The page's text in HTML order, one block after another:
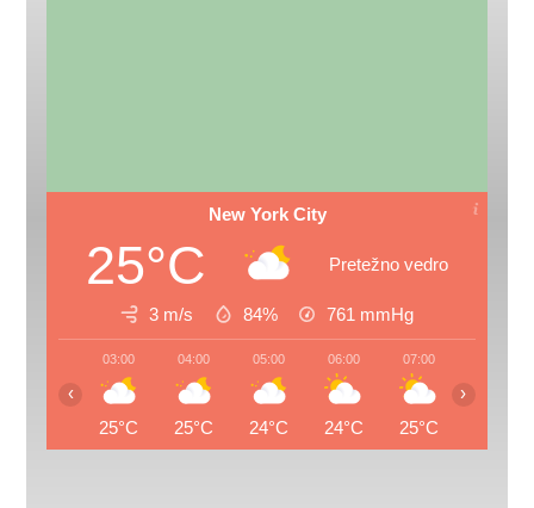
New York City
25°C Pretežno vedro
3 m/s 84% 761 mmHg
03:00
25°C
04:00
25°C
05:00
24°C
06:00
24°C
07:00
25°C
‹ ›